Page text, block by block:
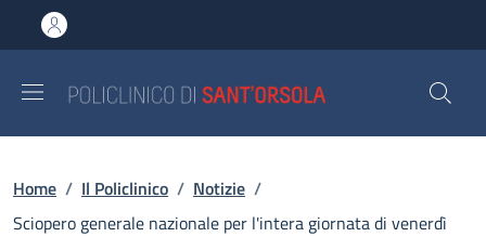
al contenuto principale
to footer content
Briciole di pane
Home / Il Policlinico / Notizie /
Sciopero generale nazionale per l'intera giornata di venerdì